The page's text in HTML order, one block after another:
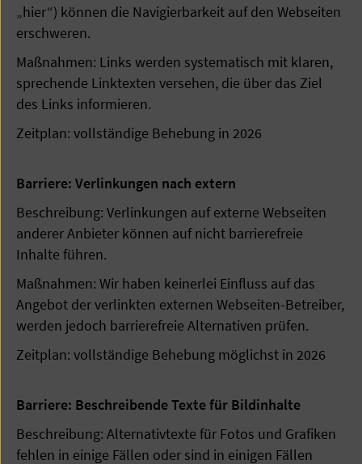
„hier“) können die Navigierbarkeit auf den Webseiten
erschweren.
Maßnahmen: Links werden systematisch mit klaren,
sprechende Linktexten versehen, die über das Ziel
des Links informieren.
Zeitplan: vollständige Behebung in 2026
Barriere: Verlinkungen nach extern
Beschreibung: Verlinkungen auf externe Webseiten
anderer Anbieter können auf nicht barrierefreie
Inhalte führen.
Maßnahmen: Wir haben keinerlei Einfluss auf das
Angebot der verlinkten externen Webseiten-Betreiber,
werden jedoch barrierefreie Alternativen prüfen.
Zeitplan: vollständige Behebung möglichst in 2026
Barriere: Beschreibende Texte für Bildinhalte
Beschreibung: Alternativtexte für Fotos und Grafiken
fehlen in einige Fällen oder sind in einigen Fällen